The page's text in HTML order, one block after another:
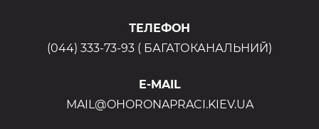
ТЕЛЕФОН
(044) 333-73-93 ( БАГАТОКАНАЛЬНИЙ)
E-MAIL
MAIL@OHORONAPRACI.KIEV.UA